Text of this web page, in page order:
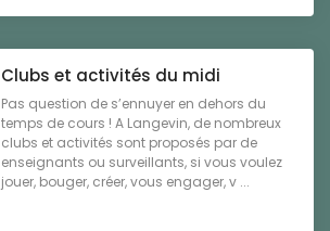
Clubs et activités du midi
Pas question de s’ennuyer en dehors du
temps de cours ! A Langevin, de nombreux
clubs et activités sont proposés par de
enseignants ou surveillants, si vous voulez
jouer, bouger, créer, vous engager, v ...